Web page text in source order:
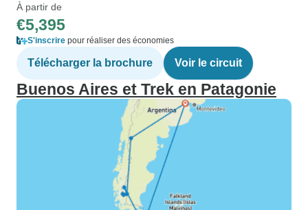
À partir de
€5,395
S'inscrire pour réaliser des économies
Télécharger la brochure Voir le circuit
Buenos Aires et Trek en Patagonie